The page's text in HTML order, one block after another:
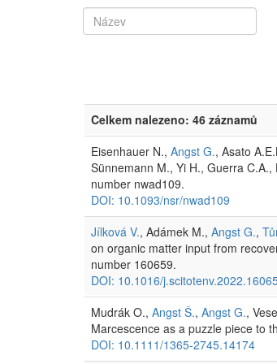
Celkem nalezeno: 46 záznamů
Eisenhauer N., Angst G., Asato
Sünnemann M., Yi H., Guerra
number nwad109.
DOI: 10.1093/nsr/nwad109
Jílková V., Adámek M., Angst G.,
on organic matter input from
number 160659.
DOI: 10.1016/
Mudrák O., Angst Š., Angst G.,
Marcescence as a puzzle piece to
DOI: 10.1111/1365-2745.14174